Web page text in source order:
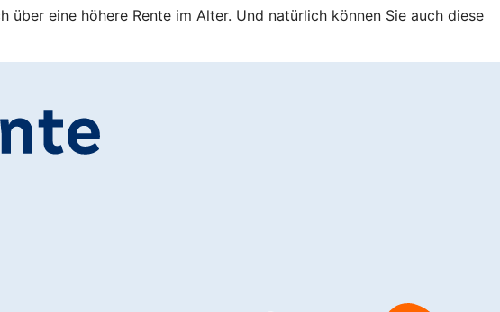
über eine höhere Rente im Alter. Und natürlich können Sie auch diese